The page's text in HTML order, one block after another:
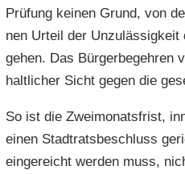
Prü­fung kei­nen Grund, von
nen Ur­teil der
ge­hen. Das Bür­ger­be­geh­ren
halt­li­cher Sicht gegen die
So ist die Zwei­mo­nats­frist,
einen Stadt­rats­be­schluss
ein­ge­reicht wer­den muss,